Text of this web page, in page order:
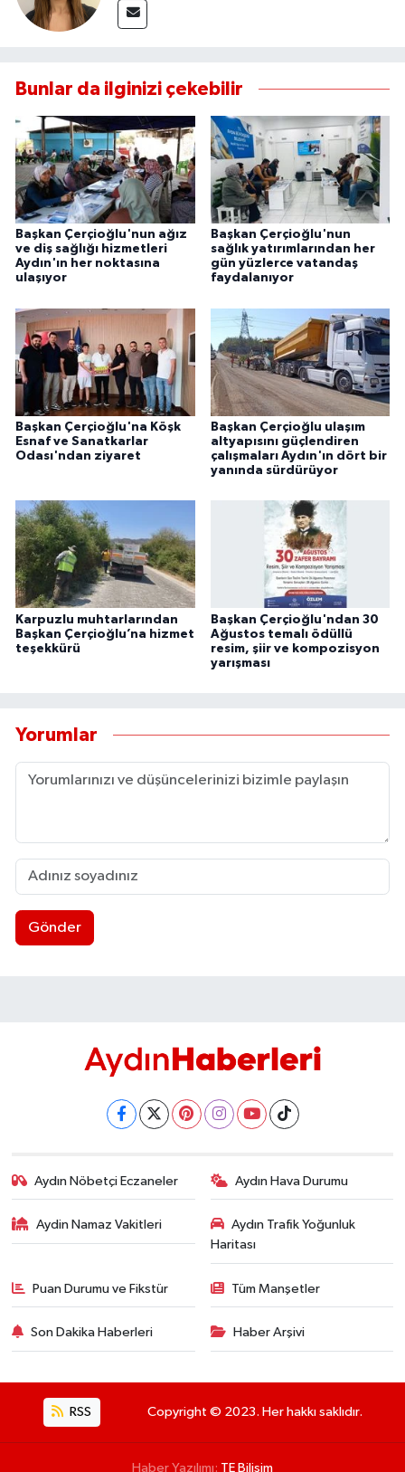
Bunlar da ilginizi çekebilir
Başkan Çerçioğlu'nun ağız
ve diş sağlığı hizmetleri
Aydın'ın her noktasına
ulaşıyor
Başkan Çerçioğlu'nun
sağlık yatırımlarından her
gün yüzlerce vatandaş
faydalanıyor
Başkan Çerçioğlu'na Köşk
Esnaf ve Sanatkarlar
Odası'ndan ziyaret
Başkan Çerçioğlu ulaşım
altyapısını güçlendiren
çalışmaları Aydın'ın dört bir
yanında sürdürüyor
Karpuzlu muhtarlarından
Başkan Çerçioğlu’na hizmet
teşekkürü
Başkan Çerçioğlu'ndan 30
Ağustos temalı ödüllü
resim, şiir ve kompozisyon
yarışması
Yorumlar
Gönder
Aydın Nöbetçi Eczaneler Aydın Hava Durumu
Aydin Namaz Vakitleri
Aydın Trafik Yoğunluk
Haritası
Puan Durumu ve Fikstür Tüm Manşetler
Son Dakika Haberleri Haber Arşivi
RSS Copyright © 2023. Her hakkı saklıdır.
Haber Yazılımı: TE Bilişim